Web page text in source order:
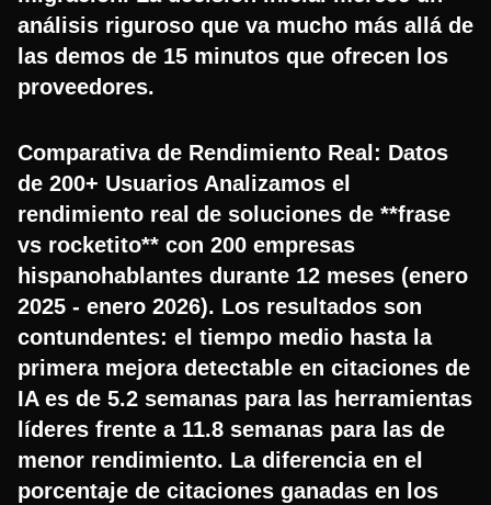
análisis riguroso que va mucho más allá de
las demos de 15 minutos que ofrecen los
proveedores.
Comparativa de Rendimiento Real: Datos
de 200+ Usuarios Analizamos el
rendimiento real de soluciones de **frase
vs rocketito** con 200 empresas
hispanohablantes durante 12 meses (enero
2025 - enero 2026). Los resultados son
contundentes: el tiempo medio hasta la
primera mejora detectable en citaciones de
IA es de 5.2 semanas para las herramientas
líderes frente a 11.8 semanas para las de
menor rendimiento. La diferencia en el
porcentaje de citaciones ganadas en los